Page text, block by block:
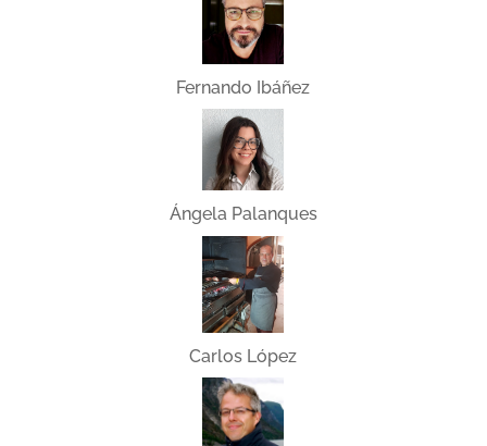
Fernando Ibáñez
Ángela Palanques
Carlos López